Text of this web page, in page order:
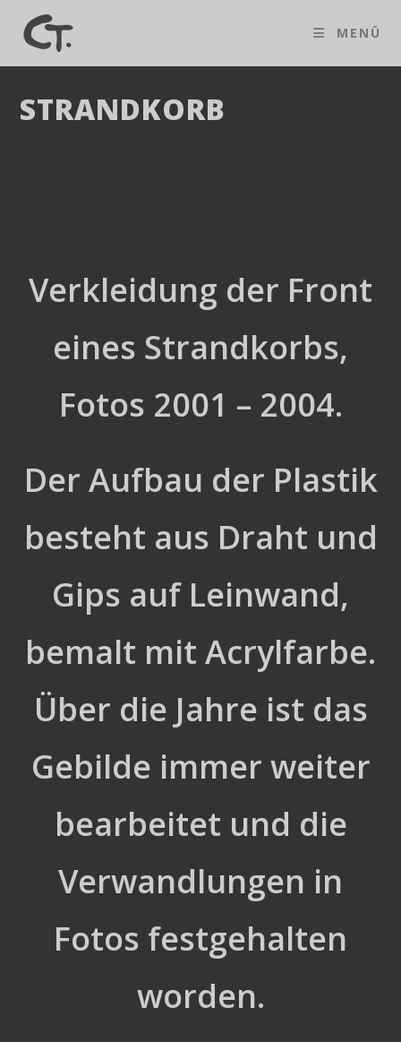
Inhalt
springen
MENÜ
STRANDKORB
Verkleidung der Front
eines Strandkorbs,
Fotos 2001 – 2004.
Der Aufbau der Plastik
besteht aus Draht und
Gips auf Leinwand,
bemalt mit Acrylfarbe.
Über die Jahre ist das
Gebilde immer weiter
bearbeitet und die
Verwandlungen in
Fotos festgehalten
worden.